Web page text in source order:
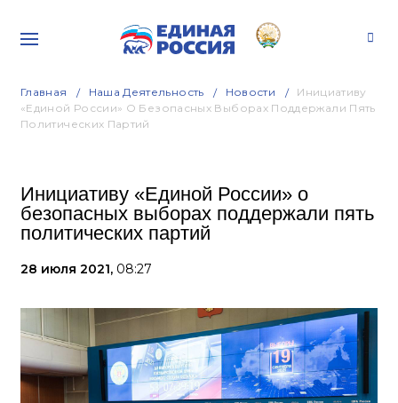
Главная Наша Деятельность Новости
Инициативу
«Единой России» О Безопасных Выборах Поддержали Пять
Политических Партий
Инициативу «Единой России» о
безопасных выборах поддержали пять
политических партий
28 июля 2021, 08:27